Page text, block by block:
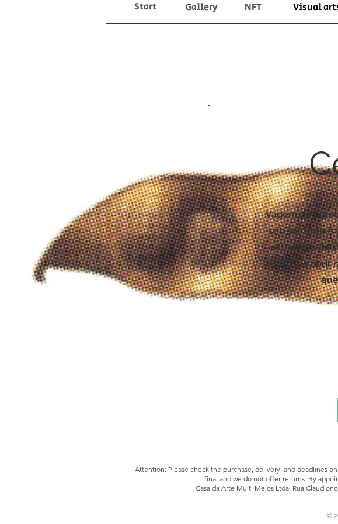
Start Visual
NFT
Gallery
Vagem de
sob sol forte e
estratégia de
mais que abrir
Attention: Please check the purchase, delivery, and deadlines
final and we do not offer returns. By
Casa da Arte Multi Meios Ltda. Rua
©